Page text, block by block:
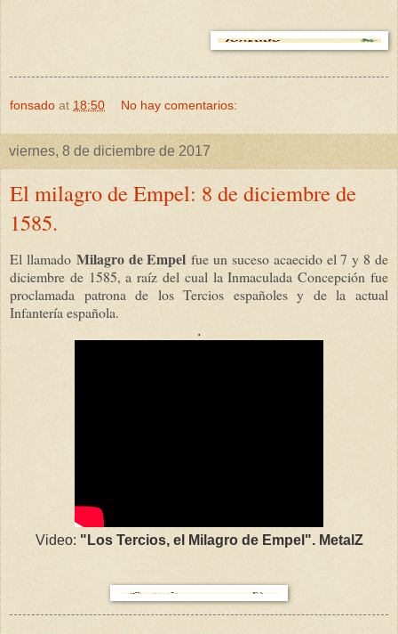
fonsado at 18:50 No hay comentarios:
viernes, 8 de diciembre de 2017
El milagro de Empel: 8 de diciembre de
1585.
El llamado Milagro de Empel fue un suceso acaecido el 7 y 8 de
diciembre de 1585, a raíz del cual la Inmaculada Concepción fue
proclamada patrona de los Tercios españoles y de la actual
Infantería española.
.
Video: "Los Tercios, el Milagro de Empel". MetalZ